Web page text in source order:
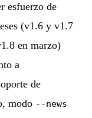
esfuerzo de
(v1.6 y v1.7
en marzo)
a
de
modo --news